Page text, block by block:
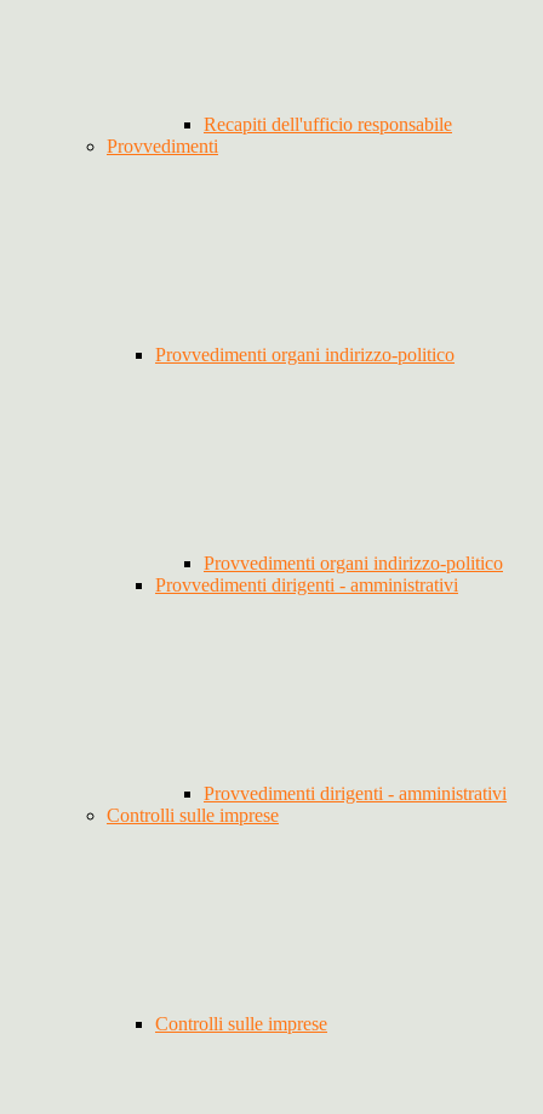
Recapiti dell'ufficio responsabile
Provvedimenti
Provvedimenti organi indirizzo-politico
Provvedimenti organi indirizzo-politico
Provvedimenti dirigenti - amministrativi
Provvedimenti dirigenti - amministrativi
Controlli sulle imprese
Controlli sulle imprese